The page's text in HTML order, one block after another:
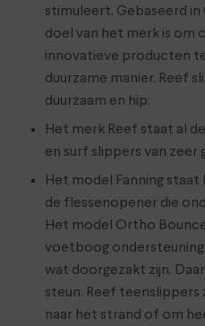
stimuleert. Gebaseerd in
doel van het merk is om
innovatieve producten
duurzame manier. Reef
duurzaam en hip.
Het merk Reef staat al
en surf slippers van zeer
Het model Fanning staat
de flessenopener die
Het model Ortho
voetboog
wat doorgezakt zijn.
steun. Reef teenslippers
naar het strand of om